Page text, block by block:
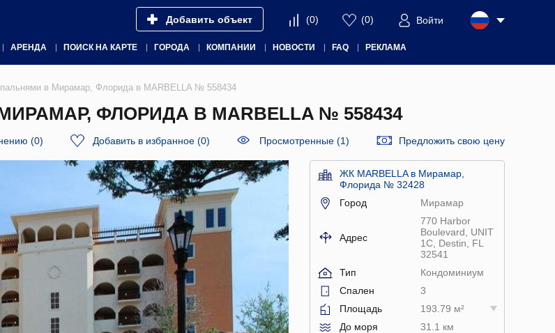
Добавить объект (0) (0) Войти
АРЕНДА ПОИСК НА КАРТЕ ГОРОДА КОМПАНИИ НОВОСТИ FAQ РЕКЛАМА
в Мирамар, Флорида в MARBELLA № 558434
ФЛОРИДА В MARBELLA № 558434
(0) Добавить в избранное (0) Просмотренные (1) Предложить свою цену
ЖК MARBELLA в Мирамар,
Флорида № 32428
Город
Мирамар
Адрес
770 Harbor
Boulevard, UNIT
1C, Destin, FL
32541
Тип
Кондоминиум
Спален
3
Площадь
193.79 м²
До моря
31.1 км